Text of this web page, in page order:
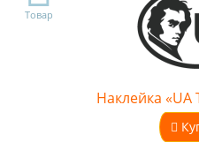
Товар
Наклейка